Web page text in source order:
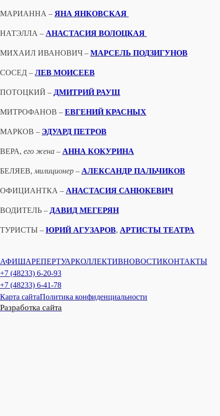
МАРИАННА – ЯНА ЯНКОВСКАЯ
НАТЭЛЛА – АНАСТАСИЯ ВОЛОЦКАЯ
МИХАИЛ ИВАНОВИЧ – МАРСЕЛЬ ПОДЗИГУНОВ
СОСЕД – ЛЕВ МОИСЕЕВ
ПОТОЦКИЙ – ДМИТРИЙ РАУШ
МИТРОФАНОВ – ЕВГЕНИЙ КРАСНЫХ
МАРКОВ – ЭДУАРД ПЕТРОВ
ВЕРА, его жена – АННА КОКУРИНА
БЕЛЯЕВ, милиционер – АЛЕКСАНДР ПАЛЬЧИКОВ
ОФИЦИАНТКА – АНАСТАСИЯ САНЮКЕВИЧ
ВОДИТЕЛЬ – ДАВИД МЕГЕРЯН
ТУРИСТЫ – ЮРИЙ АГУЗАРОВ, АРТИСТЫ ТЕАТРА
АФИШАРЕПЕРТУАРКОЛЛЕКТИВНОВОСТИКОНТАКТЫ
+7 (48233) 6-20-93
+7 (48233) 6-41-78
Карта сайтаПолитика конфиденциальности
Разработка сайта